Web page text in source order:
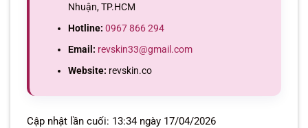
Nhuận, TP.HCM
Hotline: 0967 866 294
Email: revskin33@gmail.com
Website: revskin.co
Cập nhật lần cuối: 13:34 ngày 17/04/2026